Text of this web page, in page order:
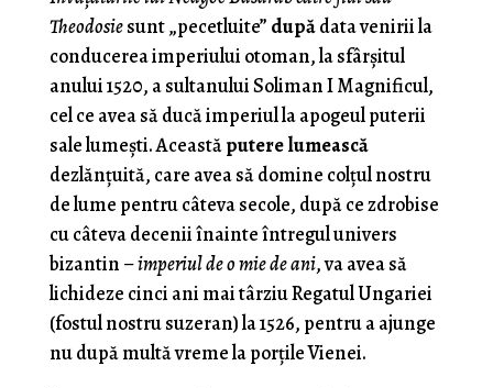
Theodosiesunt „pecetluite” dupădata venirii la
conducerea imperiului otoman, la sfârşitul
anului 1520, a sultanului Soliman I Magnificul,
cel ce avea să ducă imperiul la apogeul puterii
sale lumeşti. Aceastăputere lumească
dezlănţuită, care avea să domine colţul nostru
de lume pentru câteva secole, după ce zdrobise
cu câteva decenii înainte întregul univers
bizantin –imperiul de o mie de ani, va avea să
lichideze cinci ani mai târziu Regatul Ungariei
(fostul nostru suzeran) la 1526, pentru a ajunge
nu după multă vreme la porţile Vienei.